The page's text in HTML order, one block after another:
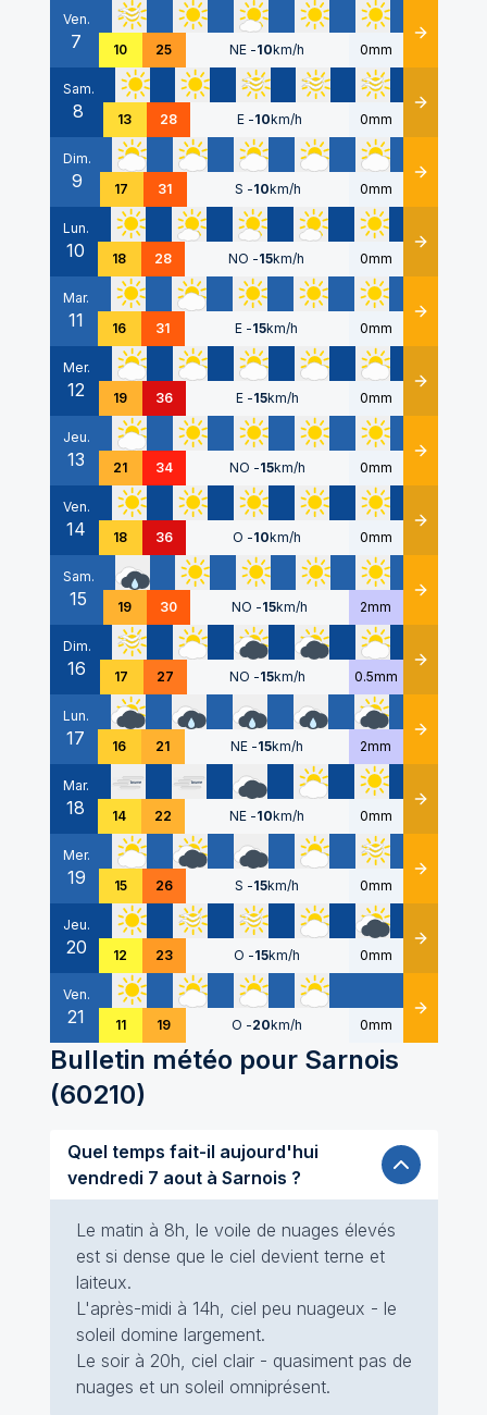
Ven.
7 10 25 NE -10km/h 0mm Détails
Sam.
8 13 28 E -10km/h 0mm Détails
Dim.
9 17 31 S -10km/h 0mm Détails
Lun.
10 18 28 NO -15km/h 0mm Détails
Mar.
11 16 31 E -15km/h 0mm Détails
Mer.
12 19 36 E -15km/h 0mm Détails
Jeu.
13 21 34 NO -15km/h 0mm Détails
Ven.
14 18 36 O -10km/h 0mm Détails
Sam.
15 19 30 NO -15km/h 2mm Détails
Dim.
16 17 27 NO -15km/h 0.5mm Détails
Lun.
17 16 21 NE -15km/h 2mm Détails
Mar.
18 14 22 NE -10km/h 0mm Détails
Mer.
19 15 26 S -15km/h 0mm Détails
Jeu.
20 12 23 O -15km/h 0mm Détails
Ven.
21 11 19 O -20km/h 0mm Détails
Bulletin météo pour Sarnois
(60210)
Quel temps fait-il aujourd'hui
vendredi 7 aout à Sarnois ?
Le matin à 8h, le voile de nuages élevés
est si dense que le ciel devient terne et
laiteux.
L'après-midi à 14h, ciel peu nuageux - le
soleil domine largement.
Le soir à 20h, ciel clair - quasiment pas de
nuages et un soleil omniprésent.